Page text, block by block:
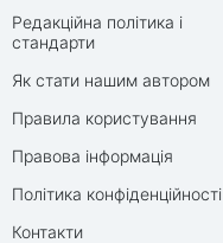
Редакційна політика і
стандарти
Як стати нашим автором
Правила користування
Правова інформація
Політика конфіденційності
Контакти